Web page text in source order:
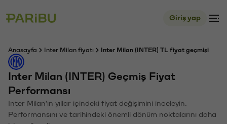
Giriş yap
Anasayfa Inter Milan fiyatı Inter Milan (INTER) TL fiyat geçmişi
Inter Milan (INTER) Geçmiş Fiyat
Performansı
Inter Milan'ın yıllar içindeki fiyat değişimini inceleyin.
Performansını ve tarihindeki önemli dönüm noktalarını daha